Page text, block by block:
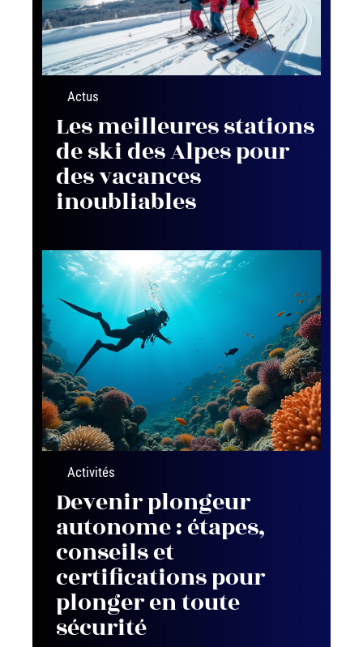
Actus
Les meilleures stations
de ski des Alpes pour
des vacances
inoubliables
Activités
Devenir plongeur
autonome : étapes,
conseils et
certifications pour
plonger en toute
sécurité